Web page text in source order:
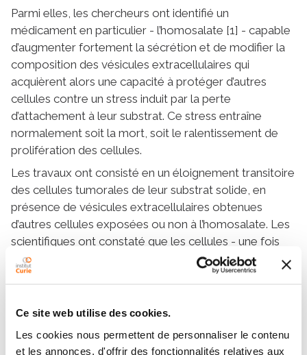
Ce site web utilise des cookies.
Les cookies nous permettent de personnaliser le contenu
et les annonces, d'offrir des fonctionnalités relatives aux
Parmi elles, les chercheurs ont identifié un
médicament en particulier - l’homosalate [1] - capable
d’augmenter fortement la sécrétion et de modifier la
composition des vésicules extracellulaires qui
acquièrent alors une capacité à protéger d’autres
cellules contre un stress induit par la perte
d’attachement à leur substrat. Ce stress entraîne
normalement soit la mort, soit le ralentissement de
prolifération des cellules.
Les travaux ont consisté en un éloignement transitoire
des cellules tumorales de leur substrat solide, en
présence de vésicules extracellulaires obtenues
d’autres cellules exposées ou non à l’homosalate. Les
scientifiques ont constaté que les cellules - une fois
remises sur leur substrat - récupéraient mieux du
stress lorsqu’elles avaient été exposées aux vésicules
d’homosalate.
Par conséquent, les vésicules extracellulaires
sécrétées par une cellule cancéreuse exposée à